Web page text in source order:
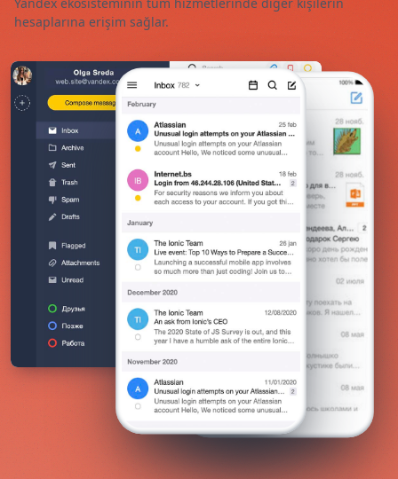
hesaplarına erişim sağlar.